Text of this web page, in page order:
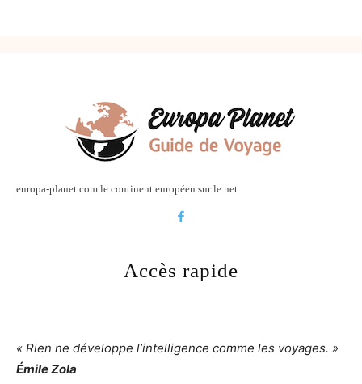
europa-planet.com le continent européen sur le net
Accès rapide
« Rien ne développe l’intelligence comme les voyages. »
Émile Zola